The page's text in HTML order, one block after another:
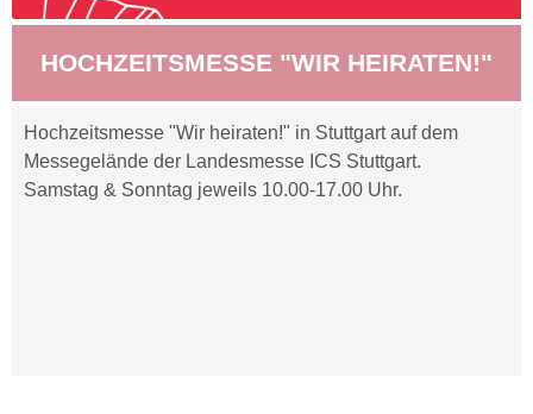
HOCHZEITSMESSE "WIR HEIRATEN!"
Hochzeitsmesse "Wir heiraten!" in Stuttgart auf dem
Messegelände der Landesmesse ICS Stuttgart.
Samstag & Sonntag jeweils 10.00-17.00 Uhr.